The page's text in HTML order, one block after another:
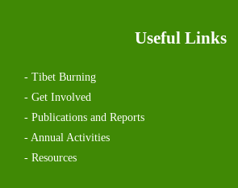
Useful Links
- Tibet Burning
- Get Involved
- Publications and Reports
- Annual Activities
- Resources